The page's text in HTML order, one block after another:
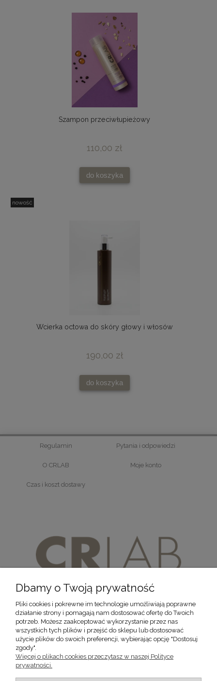
Szampon przeciwłupieżowy
110,00 zł
do koszyka
Wcierka octowa do skóry głowy i włosów
190,00 zł
do koszyka
nowość
Regulamin Pytania i odpowiedzi
O CRLAB Moje konto
Czas i koszt dostawy
HAIR TRANSPLANT & AESTHETIC MEDICINE CENTER
Adres: ul. Sowia 17/5 , 53-024 Wrocław
Dbamy o Twoją prywatność
Pliki cookies i pokrewne im technologie umożliwiają poprawne
działanie strony i pomagają nam dostosować ofertę do Twoich
potrzeb. Możesz zaakceptować wykorzystanie przez nas
wszystkich tych plików i przejść do sklepu lub dostosować
użycie plików do swoich preferencji, wybierając opcję "Dostosuj
zgody".
Więcej o plikach cookies przeczytasz w naszej Polityce
prywatności.